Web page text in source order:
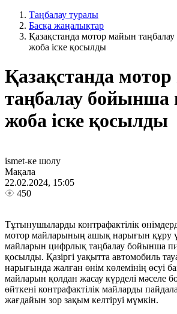
Таңбалау туралы
Басқа жаңалықтар
Қазақстанда мотор майын
жоба іске қосылды
Қазақстанда
таңбалау бойынша
жоба іске қосылды
ismet-ке шолу
Мақала
22.02.2024, 15:05
450
Тұтынушыларды контрафактілік
мотор майларының ашық нарығын құру
майларын цифрлық таңбалау бойынша
қосылды. Қазіргі уақытта автомобиль
нарығында жалған өнім көлемінің өсуі
майларын қолдан жасау күрделі мәселе
өйткені контрафактілік майларды
жағдайын зор зақым келтіруі мүмкін.